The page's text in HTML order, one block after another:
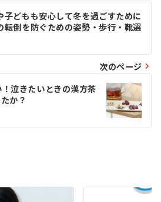
子どもも安心して冬を過ごすために
転倒を防ぐための姿勢・歩行・靴選
次のページ
泣きたいときの漢方茶
か？